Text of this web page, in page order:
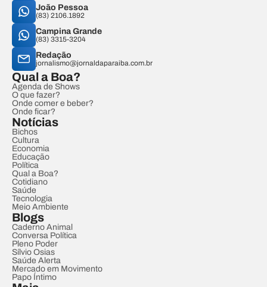
João Pessoa
(83) 2106.1892
Campina Grande
(83) 3315-3204
Redação
jornalismo@jornaldaparaiba.com.br
Qual a Boa?
Agenda de Shows
O que fazer?
Onde comer e beber?
Onde ficar?
Notícias
Bichos
Cultura
Economia
Educação
Política
Qual a Boa?
Cotidiano
Saúde
Tecnologia
Meio Ambiente
Blogs
Caderno Animal
Conversa Política
Pleno Poder
Sílvio Osias
Saúde Alerta
Mercado em Movimento
Papo Íntimo